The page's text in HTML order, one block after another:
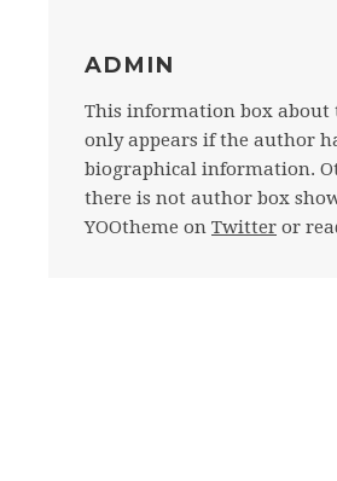
ADMIN
This information box about
only appears if the author
biographical information.
there is not author box
YOOtheme on Twitter or